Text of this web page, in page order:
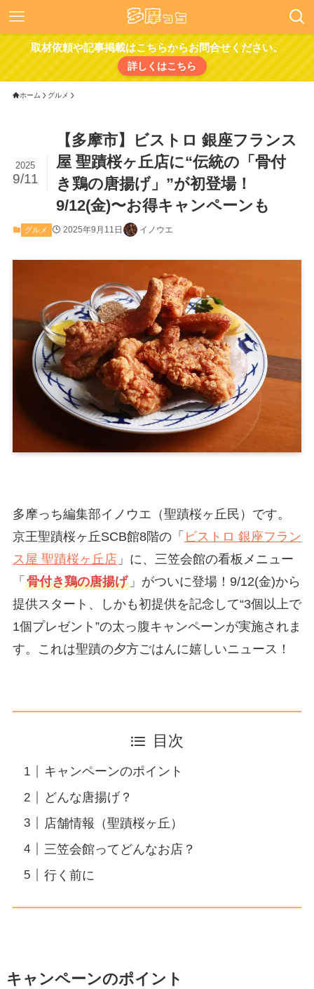
取材依頼や記事掲載はこちらからお問合せください。
詳しくはこちら
ホーム グルメ
【多摩市】ビストロ 銀座フランス
屋 聖蹟桜ヶ丘店に“伝統の「骨付
き鶏の唐揚げ」”が初登場！
9/12(金)〜お得キャンペーンも
2025
9/11
グルメ 2025年9月11日 イノウエ
多摩っち編集部イノウエ（聖蹟桜ヶ丘民）です。
京王聖蹟桜ヶ丘SCB館8階の「 ビストロ 銀座フラン
ス屋 聖蹟桜ヶ丘店」に、三笠会館の看板メニュー
「 骨付き鶏の唐揚げ」がついに登場！9/12(金)から
提供スタート、しかも初提供を記念して“3個以上で
1個プレゼント”の太っ腹キャンペーンが実施されま
す。これは聖蹟の夕方ごはんに嬉しいニュース！
目次
キャンペーンのポイント
どんな唐揚げ？
店舗情報（聖蹟桜ヶ丘）
三笠会館ってどんなお店？
行く前に
キャンペーンのポイント